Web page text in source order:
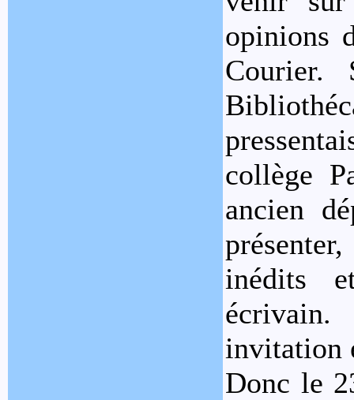
opinions
collège
ancien
inédits
invitation
Donc le